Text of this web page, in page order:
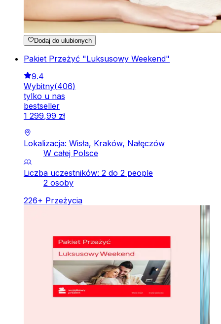
Dodaj do ulubionych
Pakiet Przeżyć "Luksusowy Weekend"
9.4
Wybitny(406)
tylko u nas
bestseller
1 299,99 zł
Lokalizacja: Wisła, Kraków, Nałęczów
W całej Polsce
Liczba uczestników: 2 do 2 people
2 osoby
226+ Przeżycia